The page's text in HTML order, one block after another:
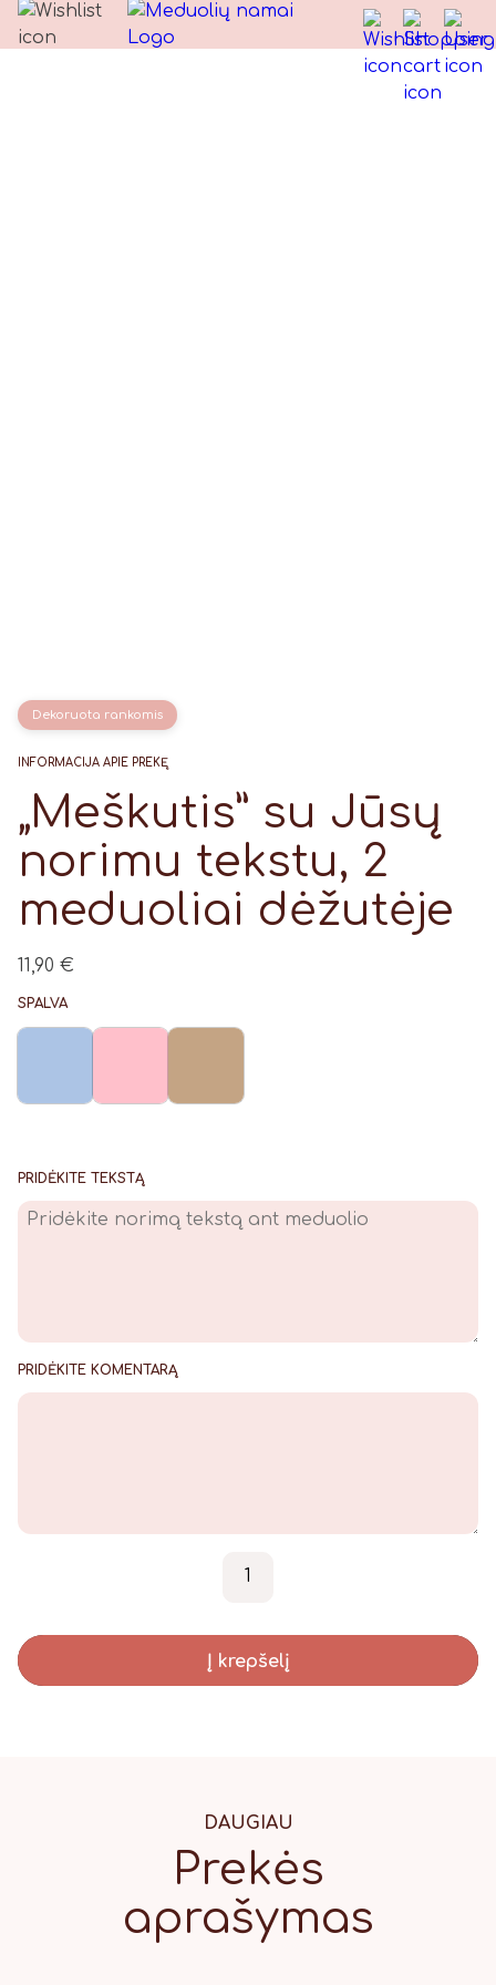
Dekoruota rankomis
INFORMACIJA APIE PREKĘ
„Meškutis” su Jūsų
norimu tekstu, 2
meduoliai dėžutėje
11,90 €
SPALVA
PRIDĖKITE TEKSTĄ
PRIDĖKITE KOMENTARĄ
produkto kiekis:
Į krepšelį
DAUGIAU
Prekės
aprašymas